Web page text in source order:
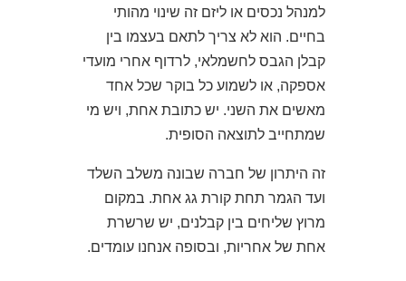
למנהל נכסים או ליזם זה שינוי מהותי
בחיים. הוא לא צריך לתאם בעצמו בין
קבלן הגבס לחשמלאי, לרדוף אחרי מועדי
אספקה, או לשמוע כל בוקר שכל אחד
מאשים את השני. יש כתובת אחת, ויש מי
שמתחייב לתוצאה הסופית.
זה היתרון של חברה שבונה משלב השלד
ועד הגמר תחת קורת גג אחת. במקום
מרוץ שליחים בין קבלנים, יש שרשרת
אחת של אחריות, ובסופה אנחנו עומדים.